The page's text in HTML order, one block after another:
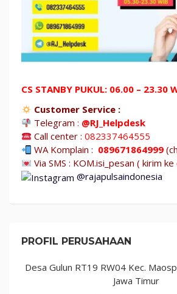
CS STANBY PUKUL: 06.00 – 23.30
Customer Service :
Telegram: @RJ_Helpdesk
Call center :082337464555
WA Komplain : 089671864999
Via SMS : KOM.isi_pesan ( kirim
@rajapulsaindonesia
PROFIL PERUSAHAAN
Desa Gulun RT19 RW04 Kec.
Jawa Timur